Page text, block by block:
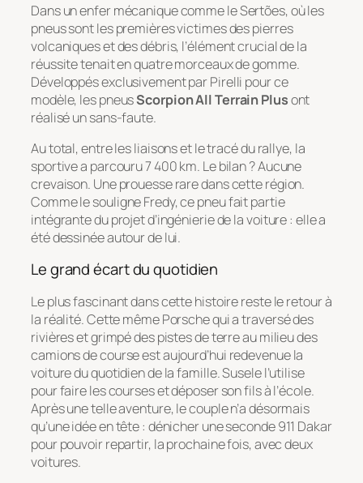
Dans un enfer mécanique comme le Sertões, où les
pneus sont les premières victimes des pierres
volcaniques et des débris, l’élément crucial de la
réussite tenait en quatre morceaux de gomme.
Développés exclusivement par Pirelli pour ce
modèle, les pneusScorpion All Terrain Plusont
réalisé un sans-faute.
Au total, entre les liaisons et le tracé du rallye, la
sportive a parcouru 7 400 km. Le bilan ? Aucune
crevaison. Une prouesse rare dans cette région.
Comme le souligne Fredy, ce pneu fait partie
intégrante du projet d’ingénierie de la voiture : elle a
été dessinée autour de lui.
Le grand écart du quotidien
Le plus fascinant dans cette histoire reste le retour à
la réalité. Cette même Porsche qui a traversé des
rivières et grimpé des pistes de terre au milieu des
camions de course est aujourd’hui redevenue la
voiture du quotidien de la famille. Susele l’utilise
pour faire les courses et déposer son fils à l’école.
Après une telle aventure, le couple n’a désormais
qu’une idée en tête : dénicher une seconde 911 Dakar
pour pouvoir repartir, la prochaine fois, avec deux
voitures.